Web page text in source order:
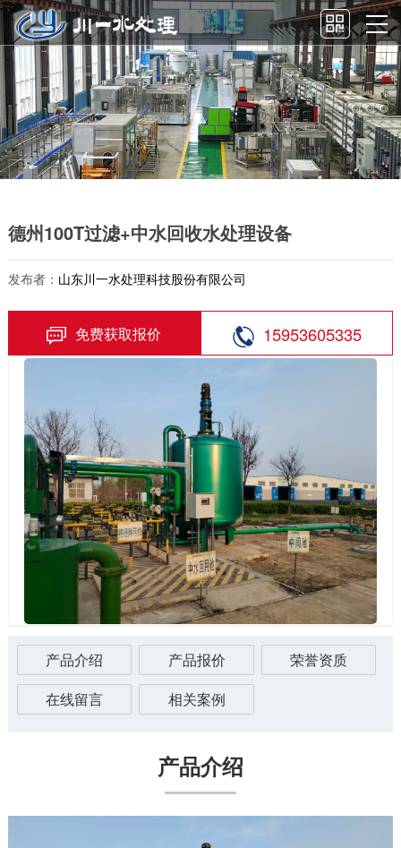
德州100T过滤+中水回收水处理设备
发布者： 山东川一水处理科技股份有限公司
免费获取报价 15953605335
产品介绍 产品报价
荣誉资质
在线留言
相关案例
产品介绍